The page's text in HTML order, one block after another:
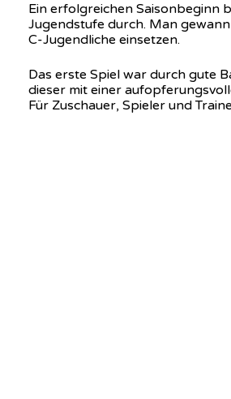
Ein erfolgreichen Saisonbeginn
Jugendstufe durch. Man
C-Jugendliche einsetzen.
Das erste Spiel war durch gute
dieser mit einer
Für Zuschauer, Spieler und